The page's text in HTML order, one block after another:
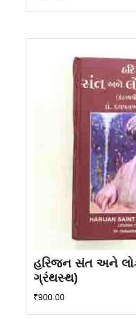
હરિજન સંત અને
ગ્રંથસ્થ)
₹900.00